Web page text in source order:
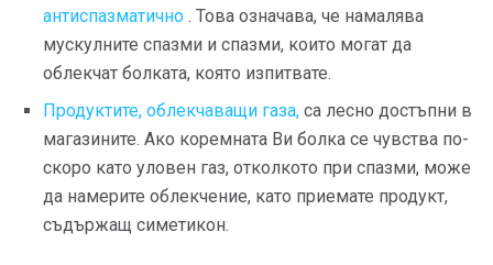
антиспазматично . Това означава, че намалява
мускулните спазми и спазми, които могат да
облекчат болката, която изпитвате.
Продуктите, облекчаващи газа, са лесно достъпни в
магазините. Ако коремната Ви болка се чувства по-
скоро като уловен газ, отколкото при спазми, може
да намерите облекчение, като приемате продукт,
съдържащ симетикон.